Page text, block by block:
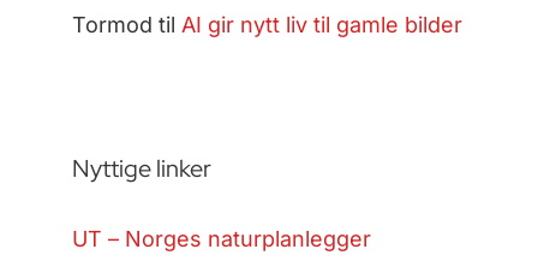
Tormod til AI gir nytt liv til gamle bilder
Nyttige linker
UT – Norges naturplanlegger